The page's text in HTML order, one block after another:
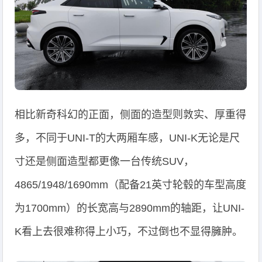
相比新奇科幻的正面，侧面的造型则敦实、厚重得
多，不同于UNI-T的大两厢车感，UNI-K无论是尺
寸还是侧面造型都更像一台传统SUV，
4865/1948/1690mm（配备21英寸轮毂的车型高度
为1700mm）的长宽高与2890mm的轴距，让UNI-
K看上去很难称得上小巧，不过倒也不显得臃肿。